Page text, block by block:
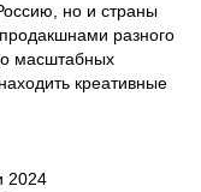
но и страны
разного
масштабных
креативные
2024